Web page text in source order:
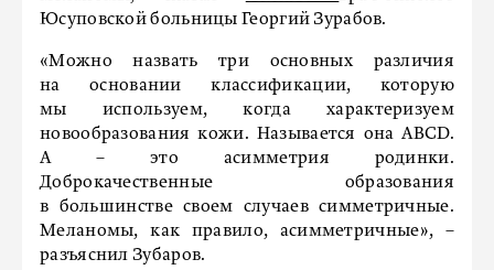
Юсуповской больницы Георгий Зурабов.
«Можно назвать три основных различия
на основании классификации, которую
мы используем, когда характеризуем
новообразования кожи. Называется она ABCD.
A – это асимметрия родинки.
Доброкачественные образования
в большинстве своем случаев симметричные.
Меланомы, как правило, асимметричные», –
разъяснил Зубаров.